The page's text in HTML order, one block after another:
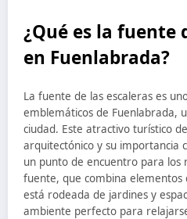
¿Qué es la fuente
en Fuenlabrada?
La fuente de las escaleras es
emblemáticos de Fuenlabrada,
ciudad. Este atractivo turístico
arquitectónico y su importancia
un punto de encuentro para los
fuente, que combina elementos
está rodeada de jardines y
ambiente perfecto para